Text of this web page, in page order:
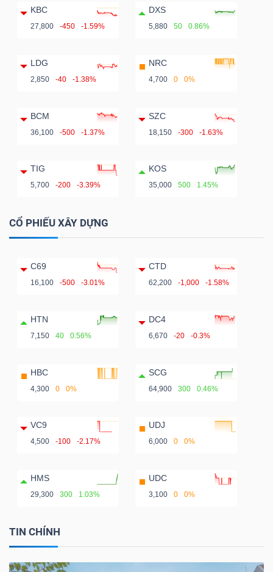
KBC
27,800 -450 -1.59%
DXS
5,880 50 0.86%
LDG
2,850 -40 -1.38%
NRC
4,700 0 0%
BCM
36,100 -500 -1.37%
SZC
18,150 -300 -1.63%
TIG
5,700 -200 -3.39%
KOS
35,000 500 1.45%
CỔ PHIẾU XÂY DỰNG
C69
16,100 -500 -3.01%
CTD
62,200 -1,000 -1.58%
HTN
7,150 40 0.56%
DC4
6,670 -20 -0.3%
HBC
4,300 0 0%
SCG
64,900 300 0.46%
VC9
4,500 -100 -2.17%
UDJ
6,000 0 0%
HMS
29,300 300 1.03%
UDC
3,100 0 0%
TIN CHÍNH